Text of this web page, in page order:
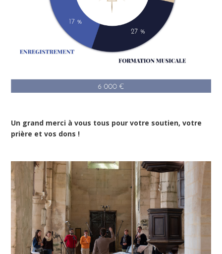
Un grand merci à vous tous pour votre soutien, votre
prière et vos dons !